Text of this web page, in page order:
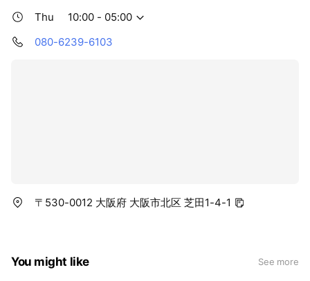
Thu
10:00 - 05:00
080-6239-6103
〒530-0012 大阪府 大阪市北区 芝田1-4-1
You might like See more